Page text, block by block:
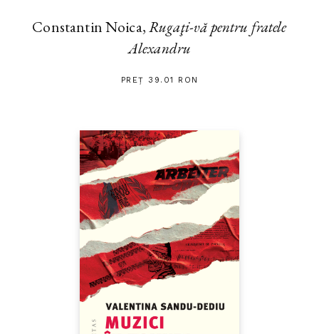
Constantin Noica,Rugaţi-vă pentru fratele
Alexandru
PREȚ 39.01 RON